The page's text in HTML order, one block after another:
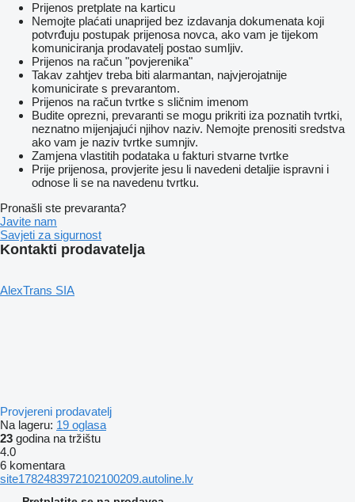
Prijenos pretplate na karticu
Nemojte plaćati unaprijed bez izdavanja dokumenata koji
potvrđuju postupak prijenosa novca, ako vam je tijekom
komuniciranja prodavatelj postao sumljiv.
Prijenos na račun "povjerenika"
Takav zahtjev treba biti alarmantan, najvjerojatnije
komunicirate s prevarantom.
Prijenos na račun tvrtke s sličnim imenom
Budite oprezni, prevaranti se mogu prikriti iza poznatih tvrtki,
neznatno mijenjajući njihov naziv. Nemojte prenositi sredstva
ako vam je naziv tvrtke sumnjiv.
Zamjena vlastitih podataka u fakturi stvarne tvrtke
Prije prijenosa, provjerite jesu li navedeni detaljie ispravni i
odnose li se na navedenu tvrtku.
Pronašli ste prevaranta?
Javite nam
Savjeti za sigurnost
Kontakti prodavatelja
AlexTrans SIA
Provjereni prodavatelj
Na lageru: 19 oglasa
23 godina na tržištu
4.0
6 komentara
site1782483972102100209.autoline.lv